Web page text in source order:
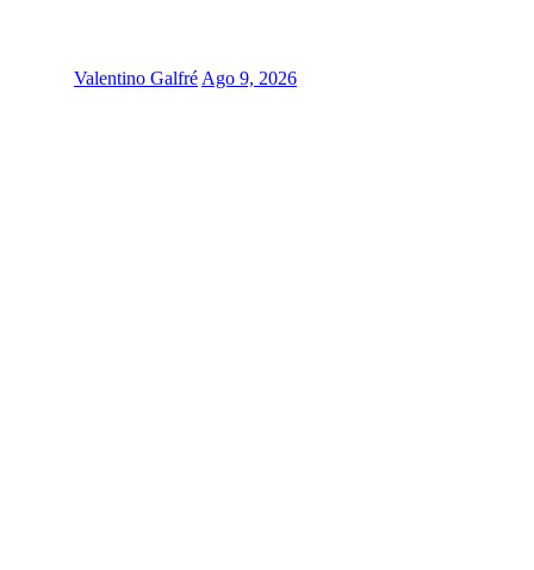
Valentino Galfré Ago 9, 2026